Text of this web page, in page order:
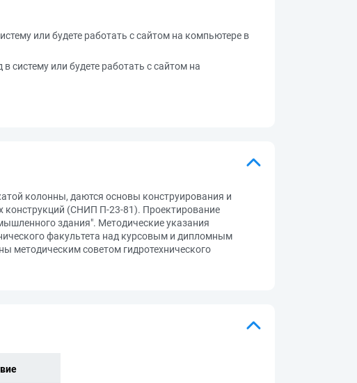
или будете работать с сайтом на компьютере в
систему или будете работать с сайтом на
колонны, даются основы конструирования и
конструкций (СНИП П-23-81). Проектирование
здания". Методические указания
факультета над курсовым и дипломным
методическим советом гидротехнического